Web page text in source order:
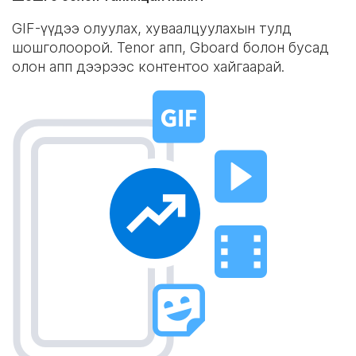
GIF-үүдээ олуулах, хуваалцуулахын тулд
шошголоорой. Tenor апп, Gboard болон бусад
олон апп дээрээс контентоо хайгаарай.